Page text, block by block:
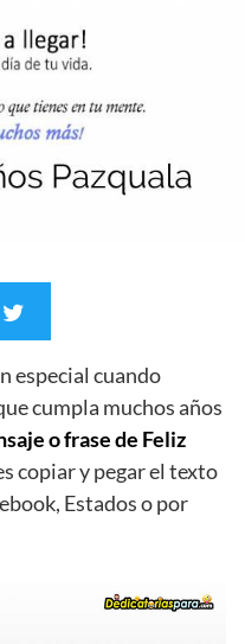
especial cuando
cumpla muchos años
o frase de Feliz
copiar y pegar el texto
Estados o por